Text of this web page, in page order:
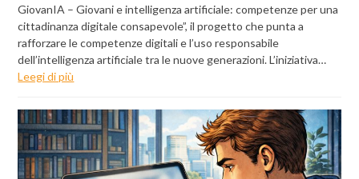
GiovanIA – Giovani e intelligenza artificiale: competenze per una
cittadinanza digitale consapevole”, il progetto che punta a
rafforzare le competenze digitali e l’uso responsabile
dell’intelligenza artificiale tra le nuove generazioni. L’iniziativa…
Leegi di più